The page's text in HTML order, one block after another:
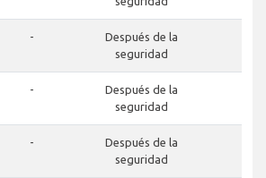
-
Después de la
seguridad
-
Después de la
seguridad
-
Después de la
seguridad